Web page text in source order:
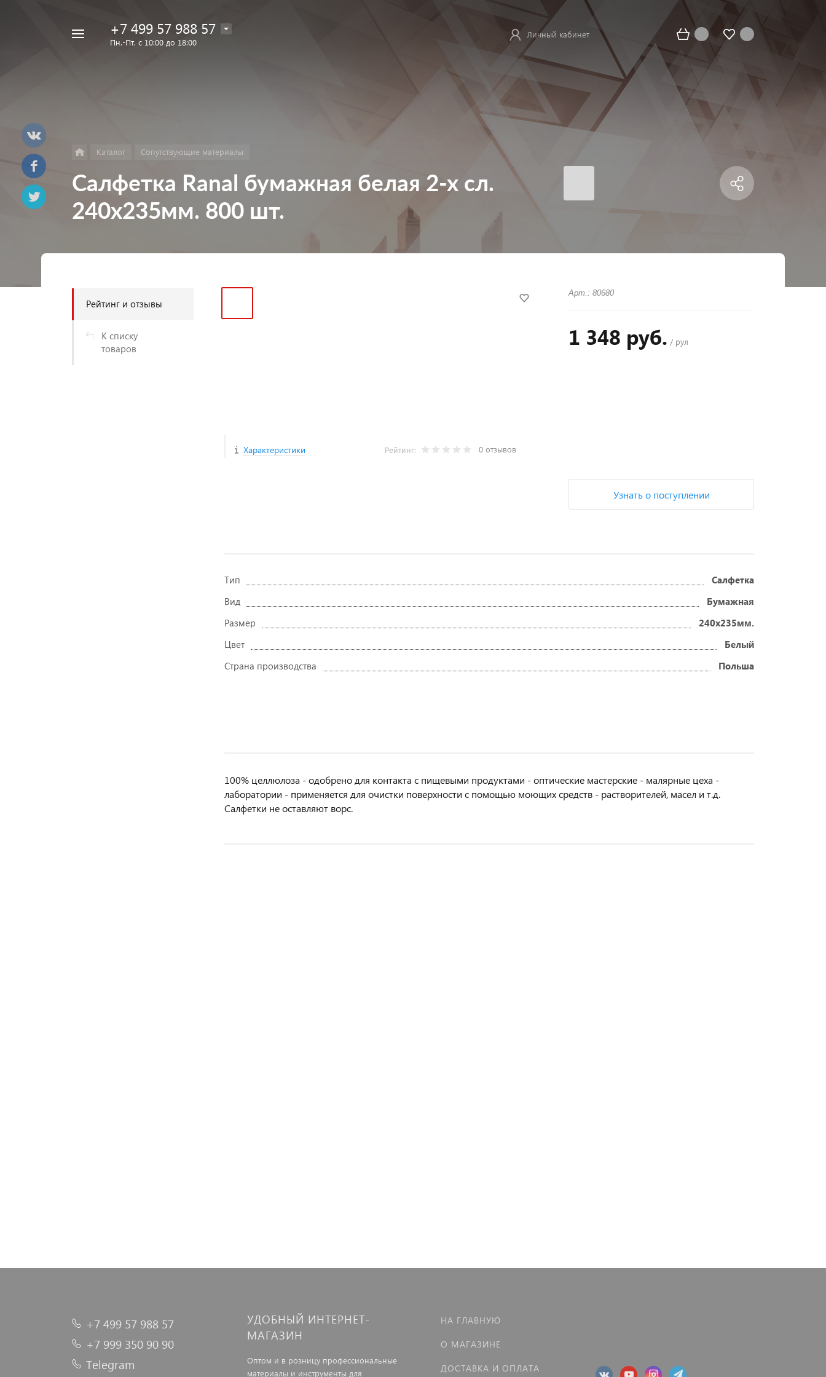
+7 499 57 988 57
Пн.-Пт. с 10:00 до 18:00
Личный кабинет
Каталог Сопутствующие материалы
Салфетка Ranal бумажная белая 2-х сл.
240х235мм. 800 шт.
Рейтинг и отзывы
К списку
товаров
Характеристики Рейтинг: 0 отзывов
Арт.: 80680
1 348 руб. / рул
Узнать о поступлении
Тип
Салфетка
Вид
Бумажная
Размер
240x235мм.
Цвет
Белый
Страна производства
Польша
100% целлюлоза - одобрено для контакта с пищевыми продуктами - оптические мастерские - малярные цеха -
лаборатории - применяется для очистки поверхности с помощью моющих средств - растворителей, масел и т.д.
Салфетки не оставляют ворс.
+7 499 57 988 57
+7 999 350 90 90
Telegram
УДОБНЫЙ ИНТЕРНЕТ-
МАГАЗИН
Оптом и в розницу профессиональные
материалы и инструменты для
НА ГЛАВНУЮ
О МАГАЗИНЕ
ДОСТАВКА И ОПЛАТА